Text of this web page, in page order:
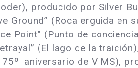
producido por Silver
Ground” (Roca erguida en
Point” (Punto de
(El lago de la
aniversario de VIMS),